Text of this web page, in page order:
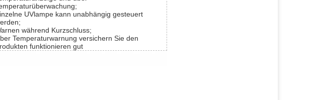
UVlampe kann unabhängig gesteuert
während Kurzschluss;
Temperaturwarnung versichern Sie den
funktionieren gut